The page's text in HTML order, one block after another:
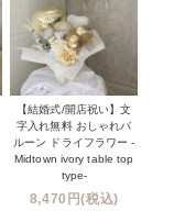
【結婚式/開店祝い】文
字入れ無料 おしゃれバ
ルーン ドライフラワー -
Midtown ivory table top
type-
8,470円(税込)